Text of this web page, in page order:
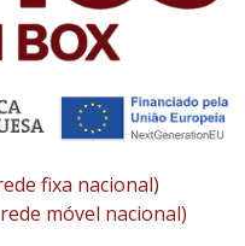
fixa nacional)
móvel nacional)